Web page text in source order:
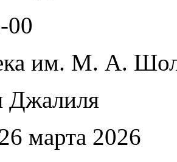
00
им. М. А.
Джалиля
марта 2026